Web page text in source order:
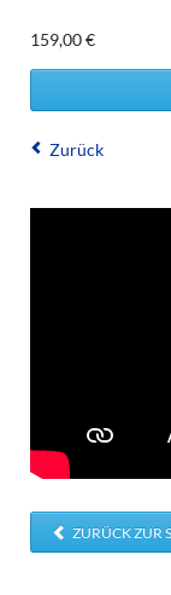
159,00€
Zurück
ZURÜCK ZUR